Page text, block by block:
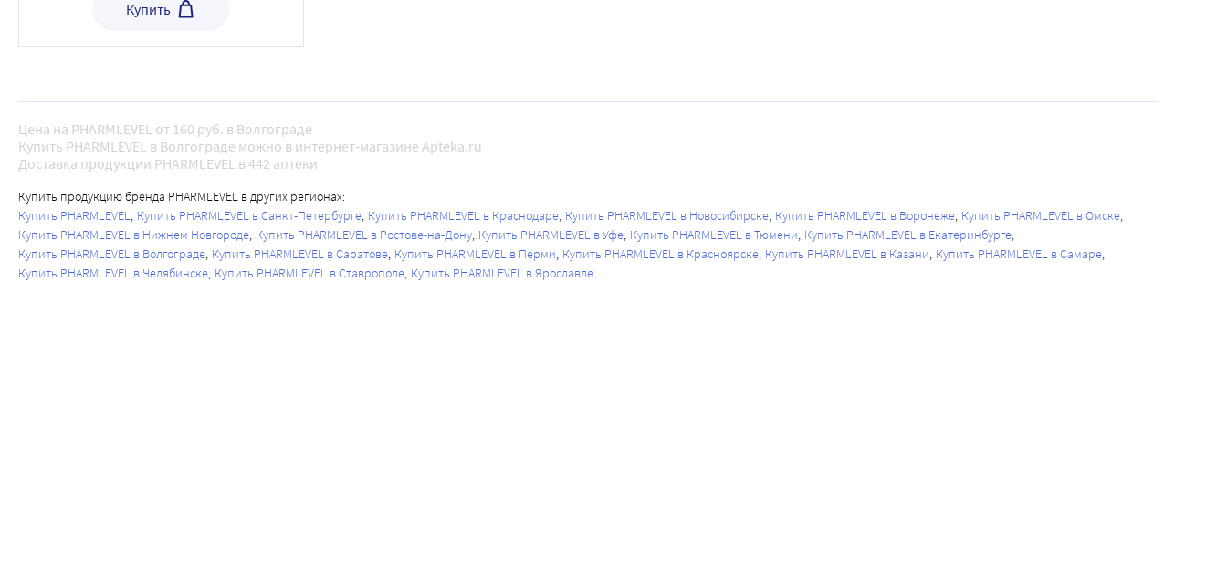
Купить
Цена на PHARMLEVEL от 160 руб. в Волгограде
Купить PHARMLEVEL в Волгограде можно в интернет-магазине Apteka.ru
Доставка продукции PHARMLEVEL в 442 аптеки
Купить продукцию бренда PHARMLEVEL в других регионах:
Купить PHARMLEVEL Купить PHARMLEVEL в Санкт-Петербурге Купить PHARMLEVEL в Краснодаре Купить PHARMLEVEL в Новосибирске Купить PHARMLEVEL в Воронеже Купить PHARMLEVEL в Омске
Купить PHARMLEVEL в Нижнем Новгороде Купить PHARMLEVEL в Ростове-на-Дону Купить PHARMLEVEL в Уфе Купить PHARMLEVEL в Тюмени Купить PHARMLEVEL в Екатеринбурге
Купить PHARMLEVEL в Волгограде Купить PHARMLEVEL в Саратове Купить PHARMLEVEL в Перми Купить PHARMLEVEL в Красноярске Купить PHARMLEVEL в Казани Купить PHARMLEVEL в Самаре
Купить PHARMLEVEL в Челябинске Купить PHARMLEVEL в Ставрополе Купить PHARMLEVEL в Ярославле